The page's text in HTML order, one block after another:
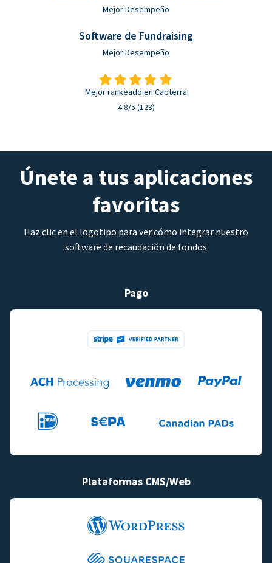
Mejor Desempeño
Software de Fundraising
Mejor Desempeño
Mejor rankeado en Capterra
4.8/5 (123)
Únete a tus aplicaciones
favoritas
Haz clic en el logotipo para ver cómo integrar nuestro
software de recaudación de fondos
Pago
Plataformas CMS/Web